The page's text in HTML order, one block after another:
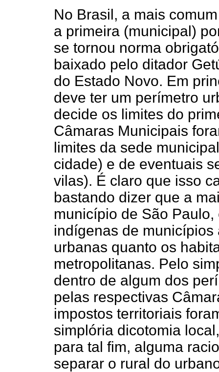
No Brasil, a mais
a primeira (municipal)
se tornou norma
baixado pelo ditador
do Estado Novo. Em
deve ter um perímetro
decide os limites do
Câmaras Municipais
limites da sede
cidade) e de eventuais
vilas). É claro que isso
bastando dizer que a
município de São
indígenas de
urbanas quanto os
metropolitanas. Pelo
dentro de algum dos
pelas respectivas
impostos territoriais
simplória dicotomia
para tal fim, alguma
separar o rural do